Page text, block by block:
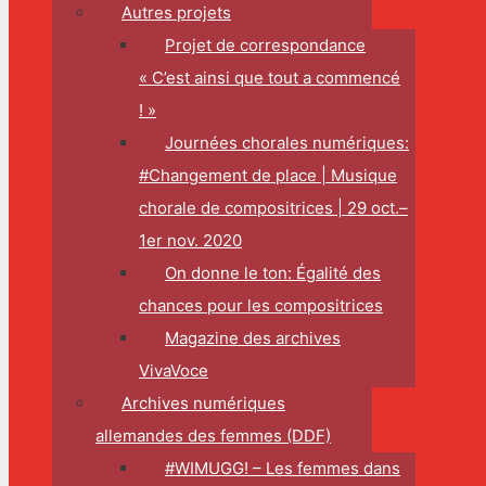
Autres projets
Projet de correspondance
« C’est ainsi que tout a commencé
! »
Journées chorales numériques:
#Changement de place | Musique
chorale de compositrices | 29 oct.–
1er nov. 2020
On donne le ton: Égalité des
chances pour les compositrices
Magazine des archives
VivaVoce
Archives numériques
allemandes des femmes (DDF)
#WIMUGG! – Les femmes dans